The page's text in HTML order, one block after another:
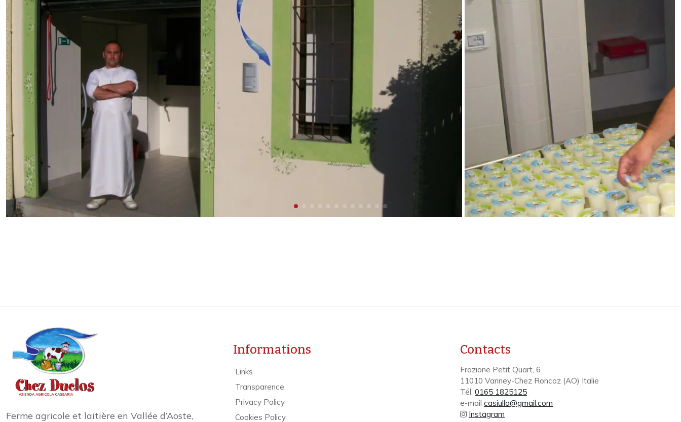
Ferme agricole et laitière en Vallée d’Aoste,
Informations
Links
Transparence
Privacy Policy
Cookies Policy
Contacts
Frazione Petit Quart, 6
11010 Variney-Chez Roncoz (AO) Italie
Tél. 0165 1825125
e-mail casiulla@gmail.com
Instagram